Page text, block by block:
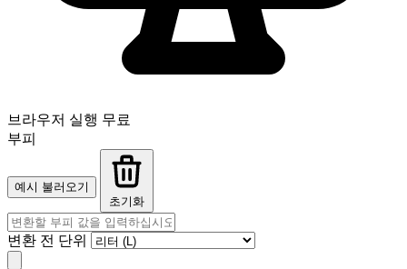
브라우저 실행 무료
부피
예시 불러오기
초기화
변환 전 단위